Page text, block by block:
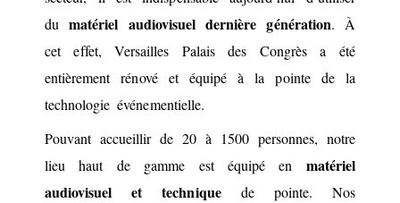
dumatériel audiovisuel dernière génération. À
cet effet, Versailles Palais des Congrès a été
entièrement rénové et équipé à la pointe de la
technologie événementielle.
Pouvant accueillir de 20 à 1500 personnes, notre
lieu haut de gamme est équipé en matériel
audiovisuel et techniquede pointe. Nos